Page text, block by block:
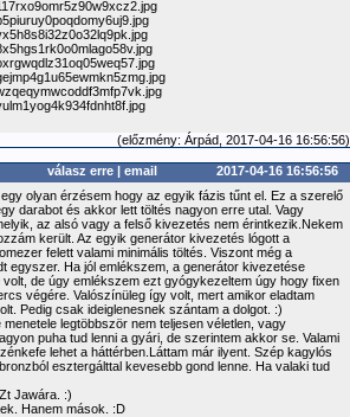
(előzmény: Árpád, 2017-04-16 16:56:56)
válasz erre | email
2017-04-16 16:56:56
olyan érzésem hogy az egyik fázis tűnt el. Ez a szerelő
darabot és akkor lett töltés nagyon erre utal. Vagy
az alsó vagy a felső kivezetés nem érintkezik.Nekem
került. Az egyik generátor kivezetés lógott a
felett valami minimális töltés. Viszont még a
egyszer. Ha jól emlékszem, a generátor kivezetése
de úgy emlékszem ezt gyógykezeltem úgy hogy fixen
végére. Valószínüleg így volt, mert amikor eladtam
Pedig csak ideiglenesnek szántam a dolgot. :)
legtöbbször nem teljesen véletlen, vagy
puha tud lenni a gyári, de szerintem akkor se. Valami
lehet a háttérben.Láttam már ilyent. Szép kagylós
esztergálttal kevesebb gond lenne. Ha valaki tud
Jawára. :)
Hanem mások. :D